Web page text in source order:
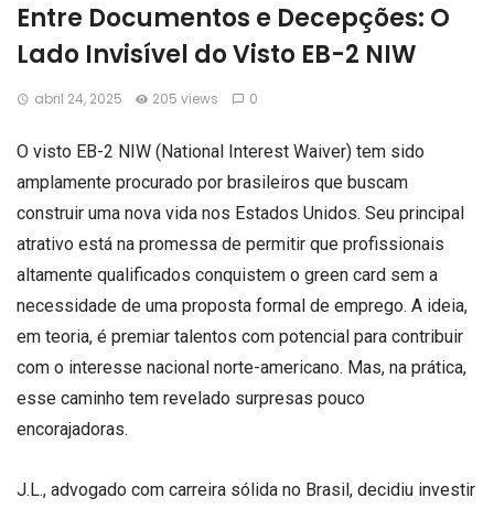
Entre Documentos e Decepções: O
Lado Invisível do Visto EB-2 NIW
abril 24, 2025 205 views 0
O visto EB-2 NIW (National Interest Waiver) tem sido
amplamente procurado por brasileiros que buscam
construir uma nova vida nos Estados Unidos. Seu principal
atrativo está na promessa de permitir que profissionais
altamente qualificados conquistem o green card sem a
necessidade de uma proposta formal de emprego. A ideia,
em teoria, é premiar talentos com potencial para contribuir
com o interesse nacional norte-americano. Mas, na prática,
esse caminho tem revelado surpresas pouco
encorajadoras.
J.L., advogado com carreira sólida no Brasil, decidiu investir